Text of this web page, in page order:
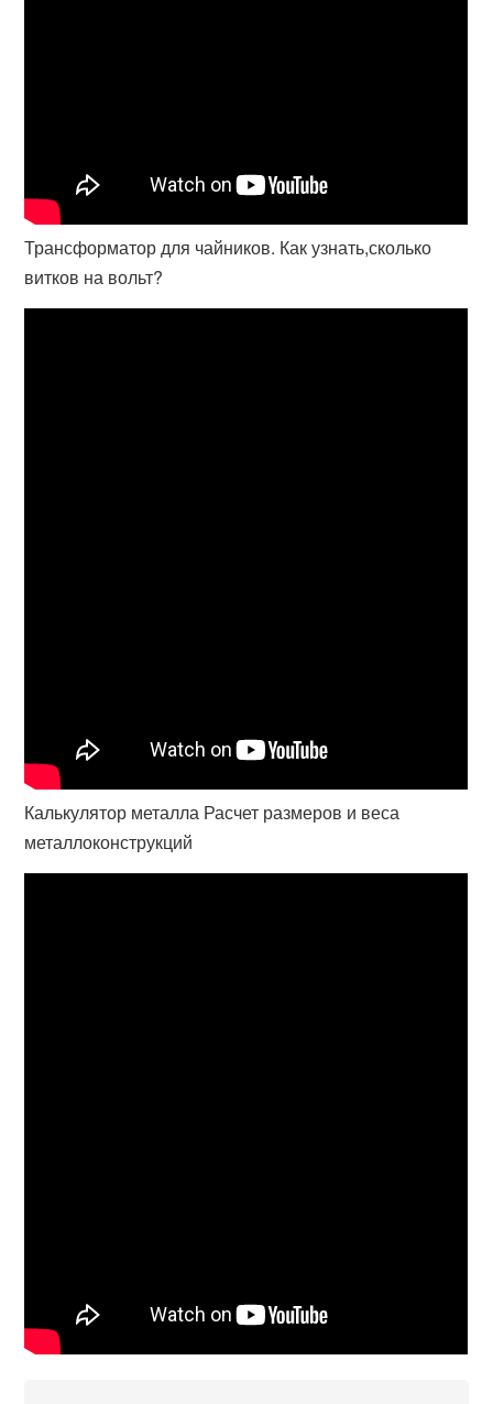
Трансформатор для чайников. Как узнать,сколько
витков на вольт?
Калькулятор металла Расчет размеров и веса
металлоконструкций